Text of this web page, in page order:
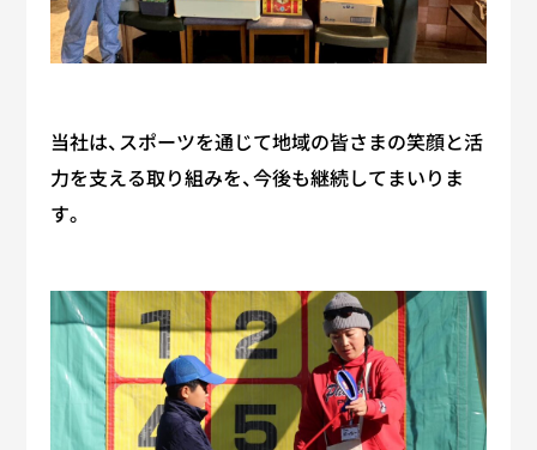
当社は、スポーツを通じて地域の皆さまの笑顔と活
力を支える取り組みを、今後も継続してまいりま
す。